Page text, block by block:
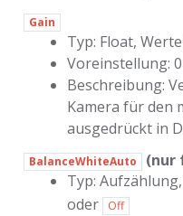
Gain
Typ: Float,
Voreinstellung:
Beschreibung:
Kamera für den
ausgedrückt in
BalanceWhiteAuto
(nur
Typ:
oder Off